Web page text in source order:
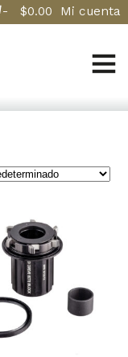
- $0.00 Mi cuenta